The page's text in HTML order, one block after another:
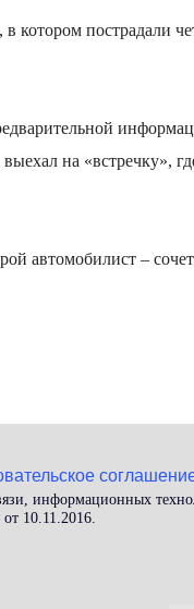
котором пострадали
на «встречку»,
автомобилист –
информационных
10.11.2016.